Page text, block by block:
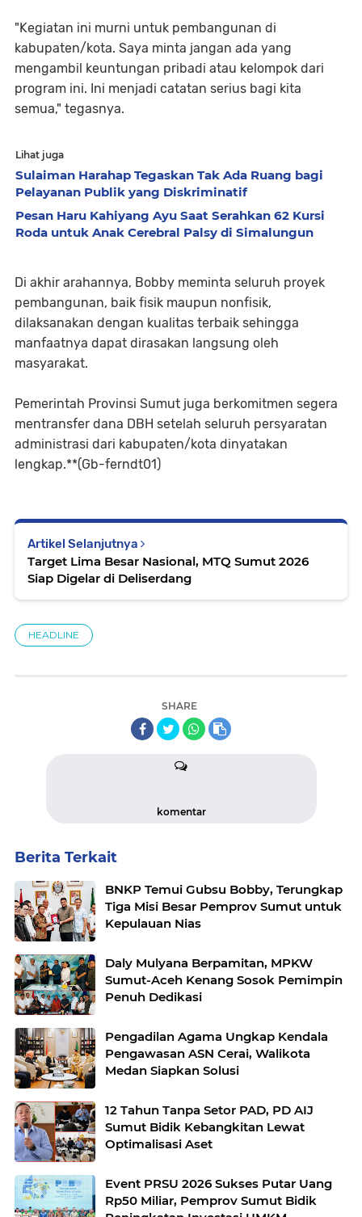
"Kegiatan ini murni untuk pembangunan di
kabupaten/kota. Saya minta jangan ada yang
mengambil keuntungan pribadi atau kelompok dari
program ini. Ini menjadi catatan serius bagi kita
semua," tegasnya.
Lihat juga
Sulaiman Harahap Tegaskan Tak Ada Ruang bagi
Pelayanan Publik yang Diskriminatif
Pesan Haru Kahiyang Ayu Saat Serahkan 62 Kursi
Roda untuk Anak Cerebral Palsy di Simalungun
Di akhir arahannya, Bobby meminta seluruh proyek
pembangunan, baik fisik maupun nonfisik,
dilaksanakan dengan kualitas terbaik sehingga
manfaatnya dapat dirasakan langsung oleh
masyarakat.
Pemerintah Provinsi Sumut juga berkomitmen segera
mentransfer dana DBH setelah seluruh persyaratan
administrasi dari kabupaten/kota dinyatakan
lengkap.**(Gb-ferndt01)
Artikel Selanjutnya
Target Lima Besar Nasional, MTQ Sumut 2026
Siap Digelar di Deliserdang
HEADLINE
SHARE
komentar
Berita Terkait
BNKP Temui Gubsu Bobby, Terungkap
Tiga Misi Besar Pemprov Sumut untuk
Kepulauan Nias
Daly Mulyana Berpamitan, MPKW
Sumut-Aceh Kenang Sosok Pemimpin
Penuh Dedikasi
Pengadilan Agama Ungkap Kendala
Pengawasan ASN Cerai, Walikota
Medan Siapkan Solusi
12 Tahun Tanpa Setor PAD, PD AIJ
Sumut Bidik Kebangkitan Lewat
Optimalisasi Aset
Event PRSU 2026 Sukses Putar Uang
Rp50 Miliar, Pemprov Sumut Bidik